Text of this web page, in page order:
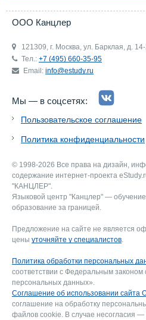
ООО Канцлер
121309, г. Москва, ул. Барклая, д.
Тел.: +7 (495) 660-35-95
Email: info@estudy.ru
Мы — в соцсетях:
Пользовательское соглашение
Политика конфиденциальности
© 1998-2026 Все права на дизайн,
содержание интернет-проекта
"КАНЦЛЕР".
Языковой центр "Канцлер" —
образование за границей.
Предложение на сайте не является
цены уточняйте у специалистов.
Политика обработки персональных
соответствии с Федеральным
персональных данных».
Соглашение об использовании сайта
соглашение на обработку
файлов cookie. В случае несогласия —